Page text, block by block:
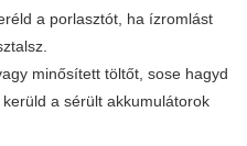
a porlasztót, ha ízromlást
minősített töltőt, sose hagyd
a sérült akkumulátorok